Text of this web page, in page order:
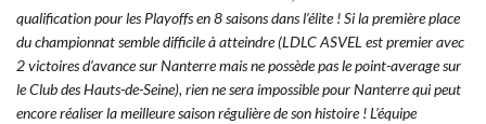
qualification pour les Playoffs en 8 saisons dans l’élite ! Si la première place
du championnat semble difficile à atteindre (LDLC ASVEL est premier avec
2 victoires d’avance sur Nanterre mais ne possède pas le point-average sur
le Club des Hauts-de-Seine), rien ne sera impossible pour Nanterre qui peut
encore réaliser la meilleure saison régulière de son histoire ! L’équipe